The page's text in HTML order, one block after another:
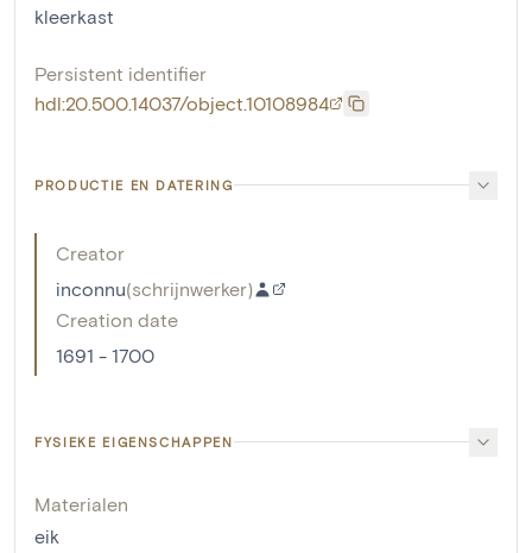
kleerkast
Persistent identifier
hdl:20.500.14037/object.10108984
PRODUCTIE EN DATERING
Creator
inconnu(schrijnwerker)
Creation date
1691 - 1700
FYSIEKE EIGENSCHAPPEN
Materialen
eik